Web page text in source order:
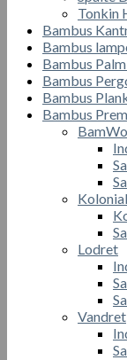
Tonkin
Bambus
Bambus
Bambus
Bambus
Bambus
Bambus
Kolonial
Lodret
Vandret